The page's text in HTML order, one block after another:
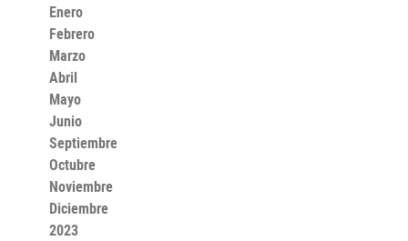
Enero
Febrero
Marzo
Abril
Mayo
Junio
Septiembre
Octubre
Noviembre
Diciembre
2023